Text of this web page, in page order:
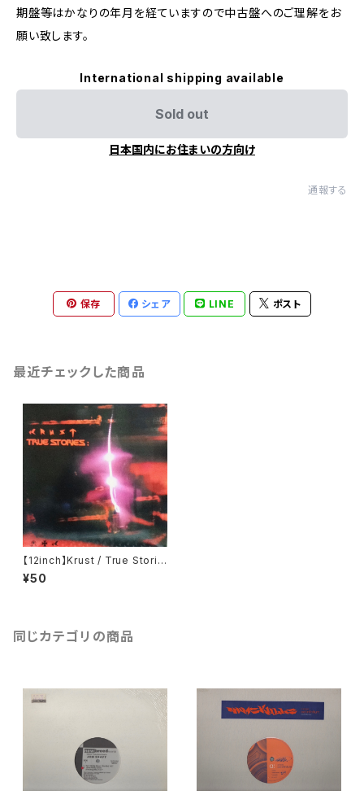
期盤等はかなりの年月を経ていますので中古盤へのご理解をお
願い致します。
International shipping available
Sold out
日本国内にお住まいの方向け
通報する
保存 シェア LINE ポスト
最近チェックした商品
【12inch】Krust / True Storie
s
¥50
同じカテゴリの商品